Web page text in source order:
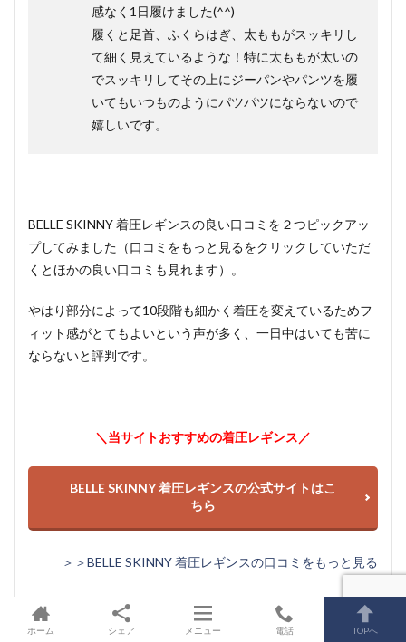
感なく1日履けました(^^)
履くと足首、ふくらはぎ、太ももがスッキリし
て細く見えているような！特に太ももが太いの
でスッキリしてその上にジーパンやパンツを履
いてもいつものようにパツパツにならないので
嬉しいです。
BELLE SKINNY 着圧レギンスの良い口コミを２つピックアッ
プしてみました（口コミをもっと見るをクリックしていただ
くとほかの良い口コミも見れます）。
やはり部分によって10段階も細かく着圧を変えているためフ
ィット感がとてもよいという声が多く、一日中はいても苦に
ならないと評判です。
＼当サイトおすすめの着圧レギンス／
BELLE SKINNY 着圧レギンスの公式サイトはこ
ちら
＞＞BELLE SKINNY 着圧レギンスの口コミをもっと見る
5.Medi Couture
ホーム シェア メニュー 電話 TOPへ